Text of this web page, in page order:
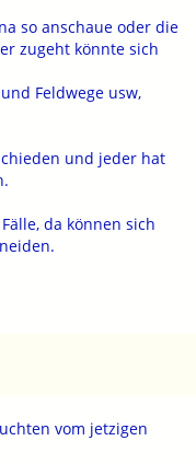
so anschaue oder die
zugeht könnte sich
Feldwege usw,
und jeder hat
da können sich
vom jetzigen